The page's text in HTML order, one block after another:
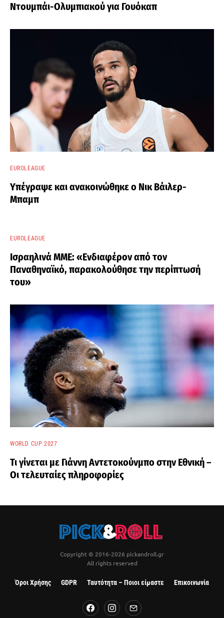
Ντουμπάι-Ολυμπιακού για Γουόκαπ
EUROLEAGUE
Υπέγραψε και ανακοινώθηκε ο Νικ Βάιλερ-
Μπαμπ
EUROLEAGUE
Ισραηλινά ΜΜΕ: «Ενδιαφέρον από τον
Παναθηναϊκό, παρακολούθησε την περίπτωσή
του»
WORLD CUP 2027
Τι γίνεται με Γιάννη Αντετοκούνμπο στην Εθνική –
Οι τελευταίες πληροφορίες
Copyright © 2016-2026 pickandroll.gr
All rights reserved
Όροι Χρήσης GDPR Ταυτότητα – Ποιοι είμαστε Επικοινωνία